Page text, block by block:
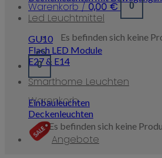
Warenkorb /0,00€ 0
Es befinden sich keine
0
Warenkorb
Es befinden sich keine
Led Leuchtmittel
GU10
Flach LED Module
E27 & E14
Smarthome Leuchten
Einbauleuchten
Deckenleuchten
Angebote